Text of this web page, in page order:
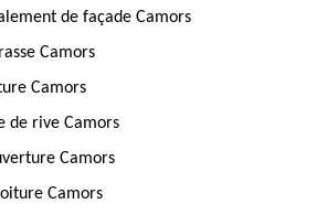
de façade Camors
Camors
Camors
de rive Camors
Camors
Camors